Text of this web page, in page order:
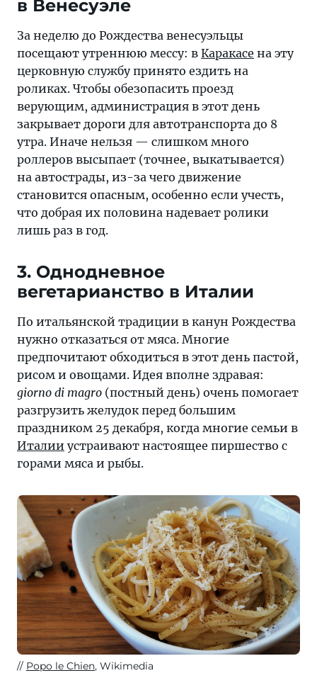
в Венесуэле
За неделю до Рождества венесуэльцы
посещают утреннюю мессу: в Каракасе на эту
церковную службу принято ездить на
роликах. Чтобы обезопасить проезд
верующим, администрация в этот день
закрывает дороги для автотранспорта до 8
утра. Иначе нельзя — слишком много
роллеров высыпает (точнее, выкатывается)
на автострады, из-за чего движение
становится опасным, особенно если учесть,
что добрая их половина надевает ролики
лишь раз в год.
3. Однодневное
вегетарианство в Италии
По итальянской традиции в канун Рождества
нужно отказаться от мяса. Многие
предпочитают обходиться в этот день пастой,
рисом и овощами. Идея вполне здравая:
giorno di magro (постный день) очень помогает
разгрузить желудок перед большим
праздником 25 декабря, когда многие семьи в
Италии устраивают настоящее пиршество с
горами мяса и рыбы.
Popo le Chien, Wikimedia